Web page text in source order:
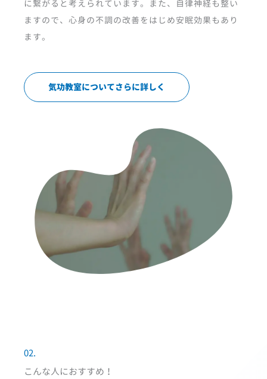
に繋がると考えられています。また、自律神経も整い
ますので、心身の不調の改善をはじめ安眠効果もあり
ます。
気功教室についてさらに詳しく
02.
こんな人におすすめ！